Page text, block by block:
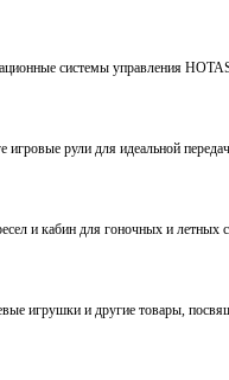
системы управления
рули для идеальной
и кабин для гоночных и летных
игрушки и другие товары,